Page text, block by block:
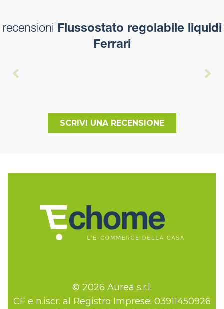
recensioni Flussostato regolabile liquidi
Ferrari
SCRIVI UNA RECENSIONE
© 2026 Aurea s.r.l.
CF e n.iscr. al Registro Imprese: 03911450926